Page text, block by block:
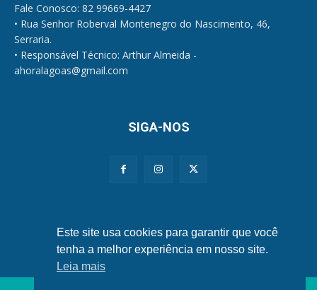
Fale Conosco: 82 99669-4427
• Rua Senhor Roberval Montenegro do Nascimento, 46,
Serraria.
• Responsável Técnico: Arthur Almeida -
ahoralagoas@gmail.com
SIGA-NOS
Este site usa cookies para garantir que você
tenha a melhor experiência em nosso site.
Leia mais